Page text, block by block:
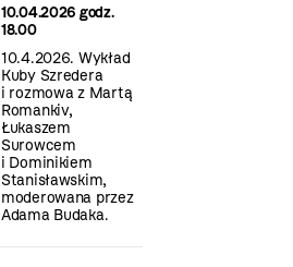
10.04.2026 godz.
18.00
10.4.2026. Wykład
Kuby Szredera
i rozmowa z Martą
Romankiv,
Łukaszem
Surowcem
i Dominikiem
Stanisławskim,
moderowana przez
Adama Budaka.